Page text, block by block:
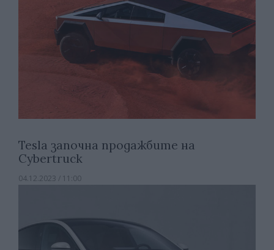
Tesla започна продажбите на
Cybertruck
04.12.2023 / 11:00